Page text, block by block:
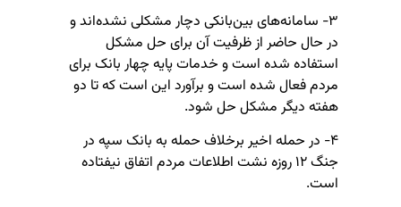
۳- سامانه‌های بین‌بانکی دچار مشکلی نشده‌اند و
در حال حاضر از ظرفیت آن برای حل مشکل
استفاده شده است و خدمات پایه چهار بانک برای
مردم فعال شده است و برآورد این است که تا دو
هفته دیگر مشکل حل شود.
۴- در حمله اخیر برخلاف حمله به بانک سپه در
جنگ ۱۲ روزه نشت اطلاعات مردم اتفاق نیفتاده
است.